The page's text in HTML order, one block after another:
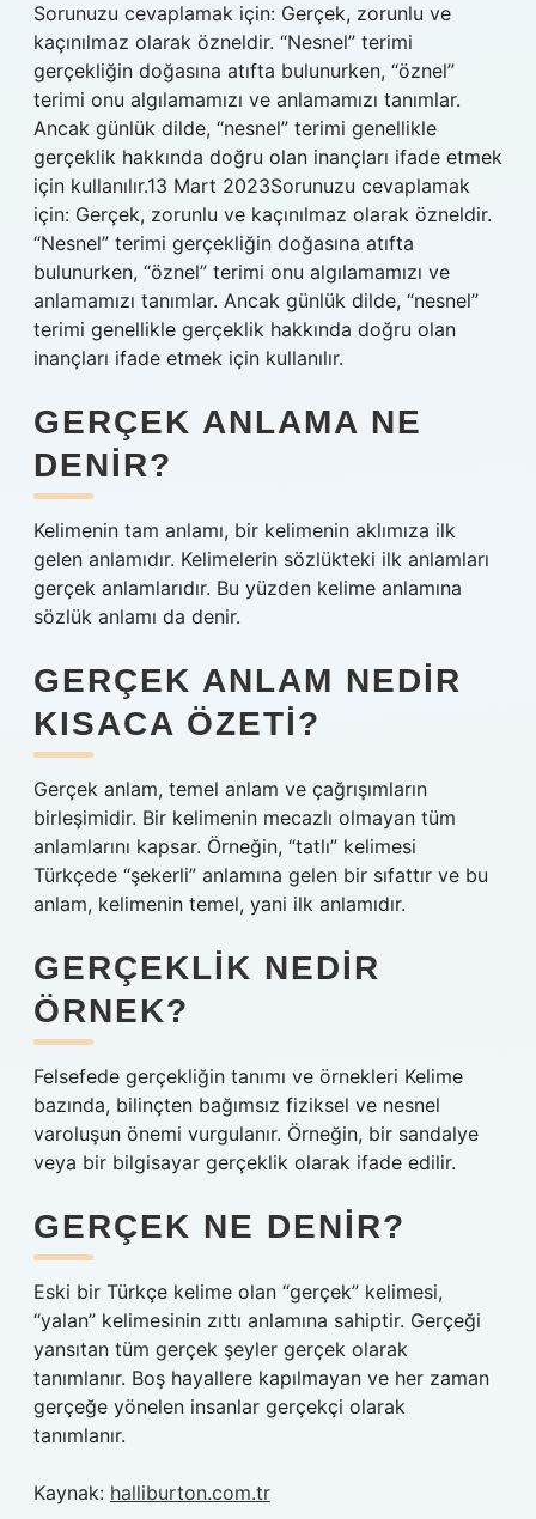
Sorunuzu cevaplamak için: Gerçek, zorunlu ve
kaçınılmaz olarak özneldir. “Nesnel” terimi
gerçekliğin doğasına atıfta bulunurken, “öznel”
terimi onu algılamamızı ve anlamamızı tanımlar.
Ancak günlük dilde, “nesnel” terimi genellikle
gerçeklik hakkında doğru olan inançları ifade etmek
için kullanılır.13 Mart 2023Sorunuzu cevaplamak
için: Gerçek, zorunlu ve kaçınılmaz olarak özneldir.
“Nesnel” terimi gerçekliğin doğasına atıfta
bulunurken, “öznel” terimi onu algılamamızı ve
anlamamızı tanımlar. Ancak günlük dilde, “nesnel”
terimi genellikle gerçeklik hakkında doğru olan
inançları ifade etmek için kullanılır.
GERÇEK ANLAMA NE
DENIR?
Kelimenin tam anlamı, bir kelimenin aklımıza ilk
gelen anlamıdır. Kelimelerin sözlükteki ilk anlamları
gerçek anlamlarıdır. Bu yüzden kelime anlamına
sözlük anlamı da denir.
GERÇEK ANLAM NEDIR
KISACA ÖZETI?
Gerçek anlam, temel anlam ve çağrışımların
birleşimidir. Bir kelimenin mecazlı olmayan tüm
anlamlarını kapsar. Örneğin, “tatlı” kelimesi
Türkçede “şekerli” anlamına gelen bir sıfattır ve bu
anlam, kelimenin temel, yani ilk anlamıdır.
GERÇEKLIK NEDIR
ÖRNEK?
Felsefede gerçekliğin tanımı ve örnekleri Kelime
bazında, bilinçten bağımsız fiziksel ve nesnel
varoluşun önemi vurgulanır. Örneğin, bir sandalye
veya bir bilgisayar gerçeklik olarak ifade edilir.
GERÇEK NE DENIR?
Eski bir Türkçe kelime olan “gerçek” kelimesi,
“yalan” kelimesinin zıttı anlamına sahiptir. Gerçeği
yansıtan tüm gerçek şeyler gerçek olarak
tanımlanır. Boş hayallere kapılmayan ve her zaman
gerçeğe yönelen insanlar gerçekçi olarak
tanımlanır.
Kaynak: halliburton.com.tr